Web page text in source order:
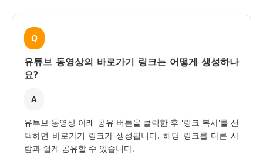
Q
유튜브 동영상의 바로가기 링크는 어떻게 생성하나
요?
A
유튜브 동영상 아래 공유 버튼을 클릭한 후 '링크 복사'를 선
택하면 바로가기 링크가 생성됩니다. 해당 링크를 다른 사
람과 쉽게 공유할 수 있습니다.